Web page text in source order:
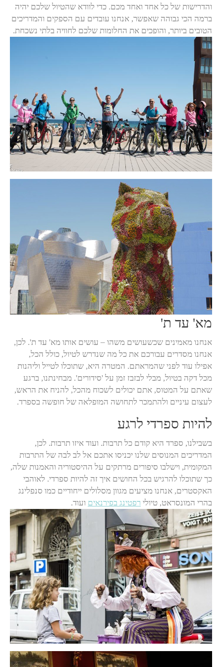
והדרישות של כל אחד ואחד מכם. כדי לוודא שהטיול שלכם יהיה
ברמה הכי גבוהה שאפשר, אנחנו עובדים עם הספקים והמדריכים
הטובים ביותר, והופכים את החלומות שלכם לחוויה בלתי נשכחת.
מא' עד ת'
אנחנו מאמינים שכשעושים משהו – עושים אותו מא' עד ת'. לכן,
אנחנו מסדרים עבורכם את כל מה שנדרש לטיול, כולל הכל,
אפילו עוד לפני שהמראתם. המטרה היא, שתוכלו לטייל וליהנות
מכל דקה בטיול, מבלי לבזבז זמן על 'סידורים'. מבחינתנו, ברגע
שאתם על המטוס, אתם יכולים לשכוח מהכל, להניח את הראש,
לעצום עיניים ולהתמכר לתחושה המופלאה של חופשה בספרד.
להיות ספרדי לרגע
בשבילנו, ספרד היא קודם כל תרבות. ועוד איזו תרבות. לכן,
המדריכים המנוסים שלנו יכניסו אתכם אל לב לבה של התרבות
המקומית, וישלבו סיפורים מרתקים על ההיסטוריה והאמנות שלה,
כך שתוכלו להרגיש בכל החושים איך זה להיות ספרדי. לאוהבי
האקסטרים, אנחנו מציעים מגוון מסלולים ייחודיים כמו סנפלינג
בהרי המונסראט, טיולי רפטינג בפירנאים ועוד.